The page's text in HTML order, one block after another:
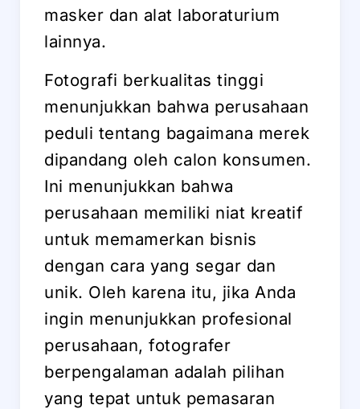
masker dan alat laboraturium
lainnya.
Fotografi berkualitas tinggi
menunjukkan bahwa perusahaan
peduli tentang bagaimana merek
dipandang oleh calon konsumen.
Ini menunjukkan bahwa
perusahaan memiliki niat kreatif
untuk memamerkan bisnis
dengan cara yang segar dan
unik. Oleh karena itu, jika Anda
ingin menunjukkan profesional
perusahaan, fotografer
berpengalaman adalah pilihan
yang tepat untuk pemasaran